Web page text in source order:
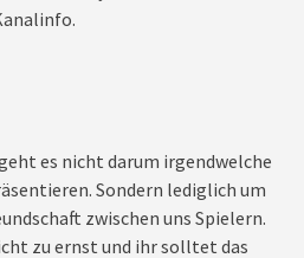
es nicht darum irgendwelche
Sondern lediglich um
zwischen uns Spielern.
zu ernst und ihr solltet das